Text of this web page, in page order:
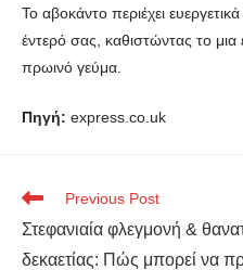
Το αβοκάντο περιέχει
έντερό σας, καθιστώντας το
πρωινό γεύμα.
Πηγή: express.co.uk
Previous Post
Στεφανιαία φλεγμονή &
δεκαετίας: Πώς μπορεί να